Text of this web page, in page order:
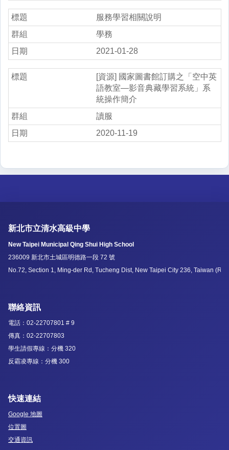
服務學習相關說明
學務
2021-01-28
[資源] 國家圖書館訂購之「空中英
語教室—影音典藏學習系統」系
統操作簡介
讀服
2020-11-19
新北市立清水高級中學
New Taipei Municipal Qing Shui High School
236009 新北市土城區明德路一段 72 號
No.72, Section 1, Ming-der Rd, Tucheng Dist, New Taipei City 236, Taiwan
聯絡資訊
電話：02-22707801 # 9
傳真：02-22707803
學生請假專線：分機 320
反霸凌專線：分機 300
快速連結
Google 地圖
位置圖
交通資訊